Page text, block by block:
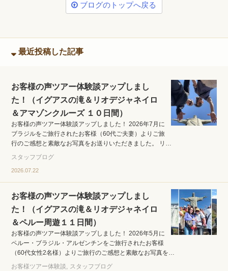
ブログのトップへ戻る
最近投稿した記事
お客様の声ツアー体験談アップしまし
た！（イグアスの滝＆リオデジャネイロ
＆アマゾンクルーズ １０日間）
お客様の声ツアー体験談アップしました！ 2026年7月に
ブラジルをご旅行されたお客様（60代ご夫妻）よりご旅
行のご感想と素敵なお写真をお送りいただきました。 リ…
スタッフブログ
2026.07.22
お客様の声ツアー体験談アップしまし
た！（イグアスの滝＆リオデジャネイロ
＆ペルー周遊１１日間）
お客様の声ツアー体験談アップしました！ 2026年5月に
ペルー・ブラジル・アルゼンチンをご旅行されたお客様
（60代女性2名様）よりご旅行のご感想と素敵なお写真を…
お客様ツアー体験談
スタッフブログ